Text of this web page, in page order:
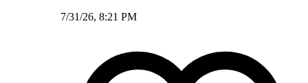
7/31/26, 8:21 PM